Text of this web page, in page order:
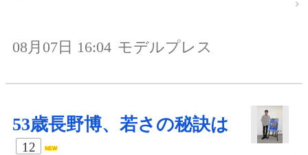
08月07日 16:04 モデルプレス
53歳長野博、若さの秘訣は
12